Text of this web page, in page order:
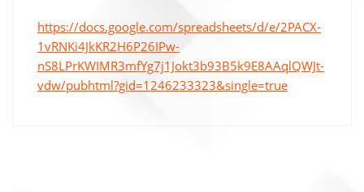
https://docs.google.com/spreadsheets/d/e/2PACX-
1vRNKi4JkKR2H6P26IPw-
nS8LPrKWIMR3mfYg7j1Jokt3b93B5k9E8AAqlQWJt-
vdw/pubhtml?gid=1246233323&single=true